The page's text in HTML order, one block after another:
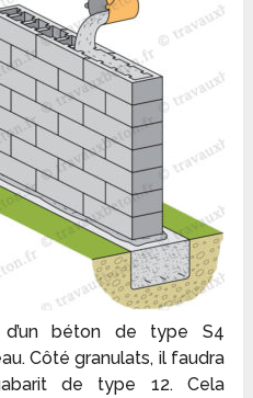
d’un béton de type S4
Côté granulats, il faudra
de type 12. Cela